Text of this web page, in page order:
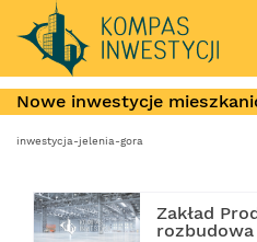
Nowe inwestycje
inwestycja-jelenia-gora
Zakład
rozbudowa